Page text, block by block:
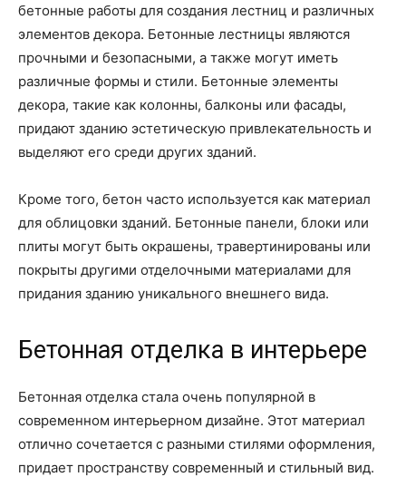
бетонные работы для создания лестниц и различных
элементов декора. Бетонные лестницы являются
прочными и безопасными, а также могут иметь
различные формы и стили. Бетонные элементы
декора, такие как колонны, балконы или фасады,
придают зданию эстетическую привлекательность и
выделяют его среди других зданий.
Кроме того, бетон часто используется как материал
для облицовки зданий. Бетонные панели, блоки или
плиты могут быть окрашены, травертинированы или
покрыты другими отделочными материалами для
придания зданию уникального внешнего вида.
Бетонная отделка в интерьере
Бетонная отделка стала очень популярной в
современном интерьерном дизайне. Этот материал
отлично сочетается с разными стилями оформления,
придает пространству современный и стильный вид.